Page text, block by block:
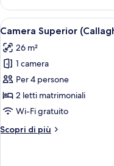
Superior
Apri
tutte
le
foto
per
Camera
Superior
6
Camera Superior
26 m²
1 camera
Per 4 persone
2 letti matrimoniali
Wi-Fi gratuito
Scopri di più
Altri